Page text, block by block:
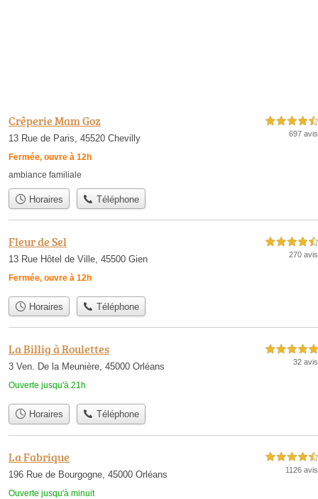
Crêperie Mam Goz
13 Rue de Paris, 45520 Chevilly
Fermée, ouvre à 12h
4,5 étoiles sur 5
697 avis
ambiance familiale
Horaires Téléphone
Fleur de Sel
13 Rue Hôtel de Ville, 45500 Gien
Fermée, ouvre à 12h
4,5 étoiles sur 5
270 avis
Horaires Téléphone
La Billig à Roulettes
3 Ven. De la Meunière, 45000 Orléans
Ouverte jusqu'à 21h
5,0 étoiles sur 5
32 avis
Horaires Téléphone
La Fabrique
196 Rue de Bourgogne, 45000 Orléans
Ouverte jusqu'à minuit
4,5 étoiles sur 5
1126 avis